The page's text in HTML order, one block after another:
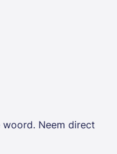
Neem direct